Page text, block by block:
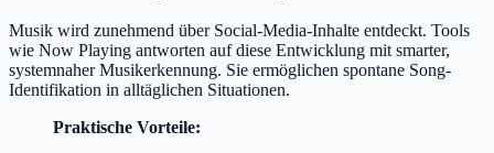
Musik wird zunehmend über Social-Media-Inhalte entdeckt. Tools
wie Now Playing antworten auf diese Entwicklung mit smarter,
systemnaher Musikerkennung. Sie ermöglichen spontane Song-
Identifikation in alltäglichen Situationen.
Praktische Vorteile: